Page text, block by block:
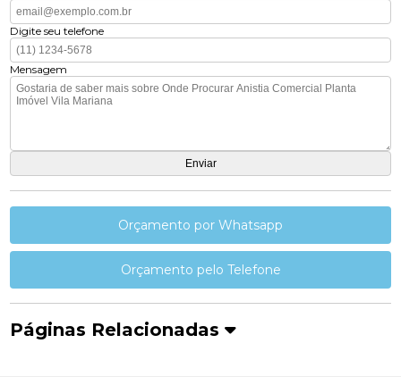
Digite seu telefone
Mensagem
Orçamento por Whatsapp
Orçamento pelo Telefone
Páginas Relacionadas